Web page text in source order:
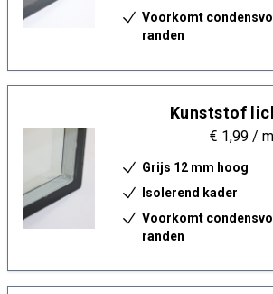
Voorkomt
randen
Kunststof
€ 1,99 /
Grijs 12 mm hoog
Isolerend kader
Voorkomt
randen